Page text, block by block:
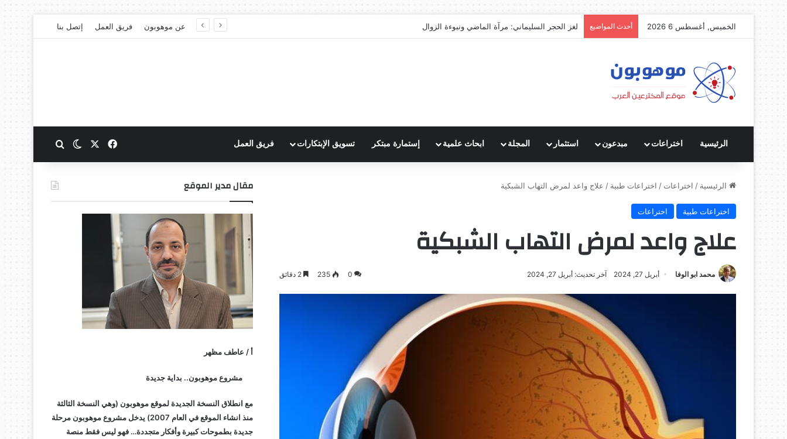
الخميس, أغسطس 6 2026 أحدث المواضيع لغز الحجر السليماني: مرآة الماضي ونبوءة الزوال عن موهوبون فريق العمل إتصل بنا
الرئيسية اختراعات مبدعون استثمار المجلة ابحاث علمية إستمارة مبتكر تسويق الإبتكارات فريق العمل فيسبوك الوضع المظلم
الرئيسية / اختراعات / اختراعات طبية / علاج واعد لمرض التهاب الشبكية
اختراعات طبية اختراعات
علاج واعد لمرض التهاب الشبكية
محمد ابو الوفا أبريل 27, 2024 آخر تحديث: أبريل 27, 2024 0
235
مقال مدير الموقع
أ / عاطف مظهر
مشروع موهوبون.. بداية جديدة
مع انطلاق النسخة الجديدة لموقع موهوبون (وهي النسخة الثالثة
منذ انشاء الموقع في العام 2007) يدخل مشروع موهوبون مرحلة
جديدة بطموحات كبيرة وأفكار متجددة… فهو ليس فقط منصة